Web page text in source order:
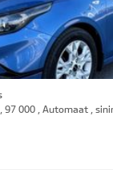
97 000 , Automaat ,